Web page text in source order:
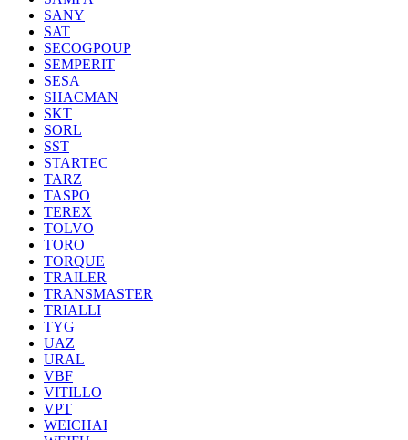
SANY
SAT
SECOGPOUP
SEMPERIT
SESA
SHACMAN
SKT
SORL
SST
STARTEC
TARZ
TASPO
TEREX
TOLVO
TORO
TORQUE
TRAILER
TRANSMASTER
TRIALLI
TYG
UAZ
URAL
VBF
VITILLO
VPT
WEICHAI